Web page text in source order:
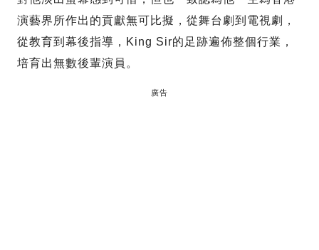
演藝界所作出的貢獻無可比擬，從舞台劇到電視劇，
從教育到幕後指導，King Sir的足跡遍佈整個行業，
培育出無數後輩演員。
廣告